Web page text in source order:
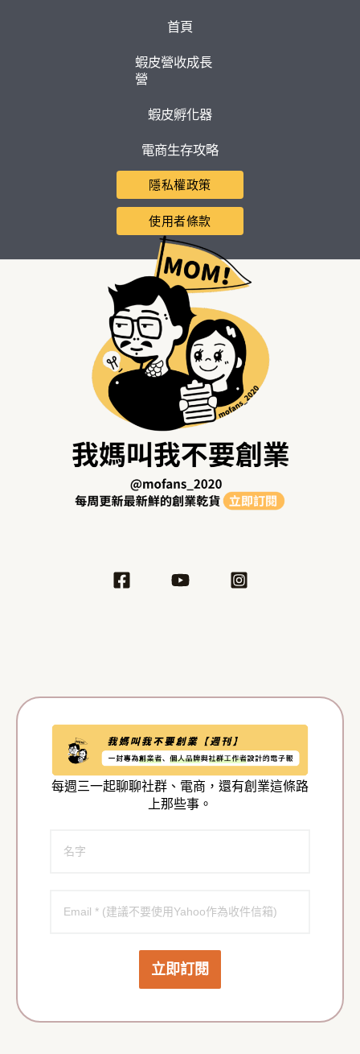
首頁
蝦皮營收成長
營
蝦皮孵化器
電商生存攻略
隱私權政策
使用者條款
每週三一起聊聊社群、電商，還有創業這條路
上那些事。
立即訂閱